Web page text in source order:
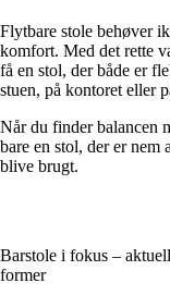
Flytbare stole behøver
komfort. Med det rette
få en stol, der både er
stuen, på kontoret eller
Når du finder balancen
bare en stol, der er
blive brugt.
Barstole i fokus –
former